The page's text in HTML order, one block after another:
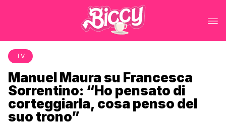
TV
Manuel Maura su Francesca
Sorrentino: “Ho pensato di
corteggiarla, cosa penso del
suo trono”